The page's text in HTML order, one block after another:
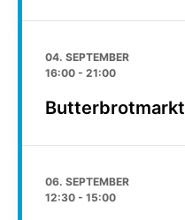
04. SEPTEMBER
16:00 - 21:00
Butterbrotmarkt
06. SEPTEMBER
12:30 - 15:00